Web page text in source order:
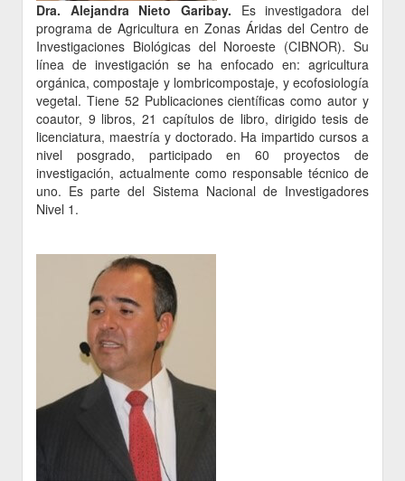
Dra. Alejandra Nieto Garibay. Es investigadora del
programa de Agricultura en Zonas Áridas del Centro de
Investigaciones Biológicas del Noroeste (CIBNOR). Su
línea de investigación se ha enfocado en: agricultura
orgánica, compostaje y lombricompostaje, y ecofosiología
vegetal. Tiene 52 Publicaciones científicas como autor y
coautor, 9 libros, 21 capítulos de libro, dirigido tesis de
licenciatura, maestría y doctorado. Ha impartido cursos a
nivel posgrado, participado en 60 proyectos de
investigación, actualmente como responsable técnico de
uno. Es parte del Sistema Nacional de Investigadores
Nivel 1.